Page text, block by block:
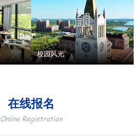
校园风光
在线报名
Online Registration